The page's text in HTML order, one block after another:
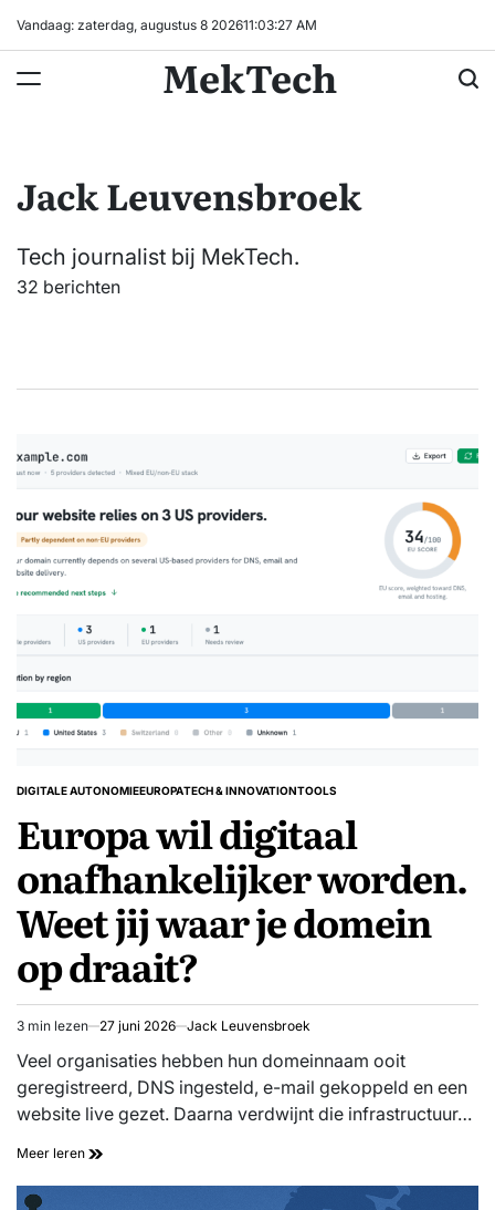
inhoud
Vandaag: zaterdag, augustus 8 202611:03:28 AM
MekTech
Jack Leuvensbroek
Tech journalist bij MekTech.
32 berichten
GEPLAATST
DIGITALE AUTONOMIEEUROPATECH & INNOVATIONTOOLS
Europa wil digitaal
onafhankelijker worden.
Weet jij waar je domein
op draait?
Geschatte
leestijd
3 min lezen 27 juni 2026 Jack Leuvensbroek
Veel organisaties hebben hun domeinnaam ooit
geregistreerd, DNS ingesteld, e-mail gekoppeld en een
website live gezet. Daarna verdwijnt die infrastructuur…
Meer leren